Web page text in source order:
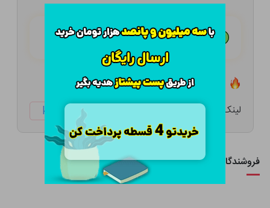
هـر قسط با تــرب‌پــی:۷۸,۰۱۳ تومان
لینک کوتاه: ketabtala.com/sbp-33229
فروشندگان این کالا